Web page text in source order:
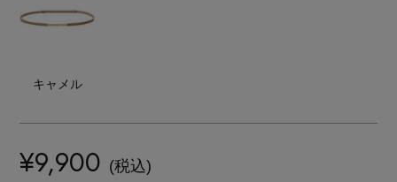
クラッチバッグ
アイウェア
ベルト
リング
シューズ
NEW IN BRAND
キャメル
¥9,900 (税込)